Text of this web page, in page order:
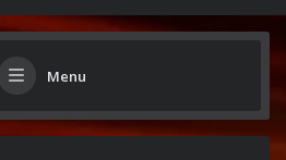
Menu